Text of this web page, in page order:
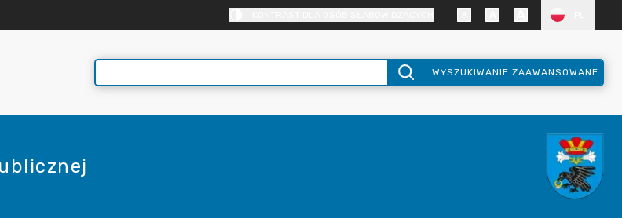
WYSZUKIWANIE ZAAWANSOWANE